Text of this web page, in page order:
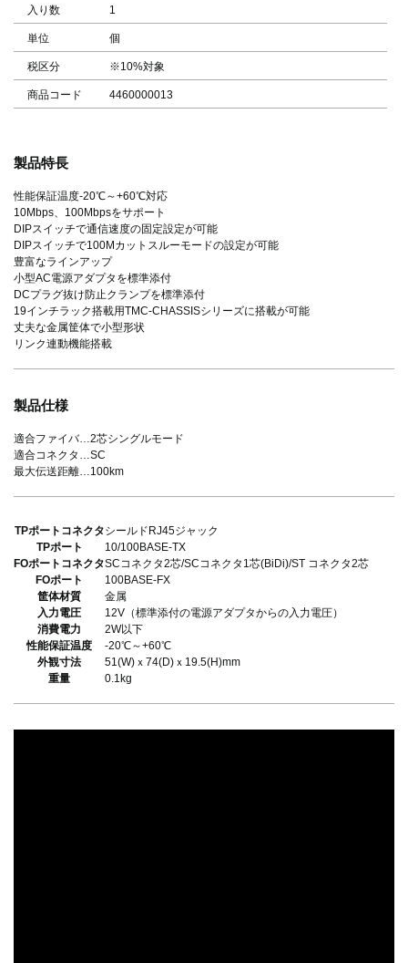
入り数 1
単位 個
税区分 ※10%対象
商品コード 4460000013
製品特長
性能保証温度-20℃～+60℃対応
10Mbps、100Mbpsをサポート
DIPスイッチで通信速度の固定設定が可能
DIPスイッチで100Mカットスルーモードの設定が可能
豊富なラインアップ
小型AC電源アダプタを標準添付
DCプラグ抜け防止クランプを標準添付
19インチラック搭載用TMC-CHASSISシリーズに搭載が可能
丈夫な金属筐体で小型形状
リンク連動機能搭載
製品仕様
適合ファイバ…2芯シングルモード
適合コネクタ…SC
最大伝送距離…100km
TPポートコネクタシールドRJ45ジャック
TPポート
10/100BASE-TX
FOポートコネクタSCコネクタ2芯/SCコネクタ1芯(BiDi)/ST コネクタ2芯
FOポート
100BASE-FX
筐体材質
金属
入力電圧
12V（標準添付の電源アダプタからの入力電圧）
消費電力
2W以下
性能保証温度
-20℃～+60℃
外観寸法
51(W)ｘ74(D)ｘ19.5(H)mm
重量
0.1kg